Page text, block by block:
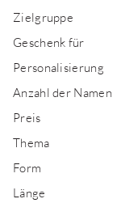
Zielgruppe
Geschenk für
Personalisierung
Anzahl der Namen
Preis
Thema
Form
Länge